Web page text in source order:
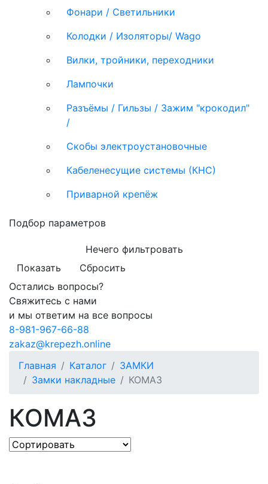
Фонари / Светильники
Колодки / Изоляторы/ Wago
Вилки, тройники, переходники
Лампочки
Разъёмы / Гильзы / Зажим "крокодил"
/
Скобы электроустановочные
Кабеленесущие системы (КНС)
Приварной крепёж
Подбор параметров
Нечего фильтровать
Показать
Сбросить
Остались вопросы?
Свяжитесь с нами
и мы ответим на все вопросы
8-981-967-66-88
zakaz@krepezh.online
Главная
Каталог
ЗАМКИ
Замки накладные
КОМАЗ
КОМАЗ